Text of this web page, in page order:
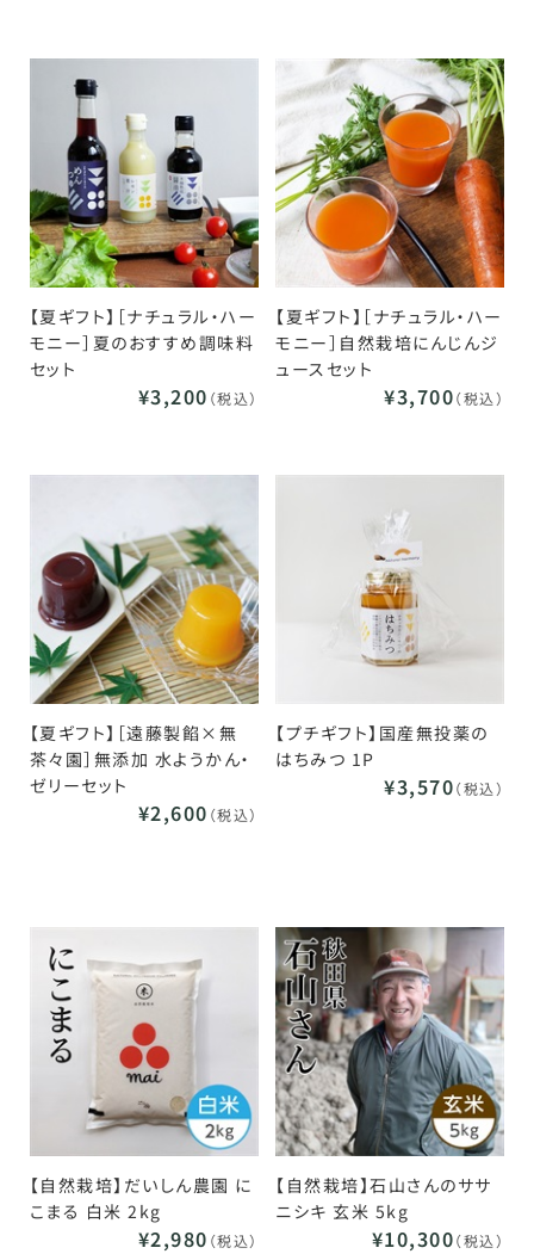
【夏ギフト】［ナチュラル・ハー
モニー］夏のおすすめ調味料
セット
¥3,200 （税込）
【夏ギフト】［ナチュラル・ハー
モニー］自然栽培にんじんジ
ュースセット
¥3,700（税込）
【夏ギフト】［遠藤製餡×無
茶々園］無添加 水ようかん・
ゼリーセット
¥2,600 （税込）
【プチギフト】国産無投薬の
はちみつ 1P
¥3,570（税込）
【自然栽培】だいしん農園 に
こまる 白米 2kg
¥2,980 （税込）
【自然栽培】石山さんのササ
ニシキ 玄米 5kg
¥10,300（税込）